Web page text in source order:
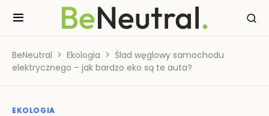
BeNeutral Ekologia
Ślad węglowy samochodu
elektrycznego – jak bardzo eko są te auta?
EKOLOGIA